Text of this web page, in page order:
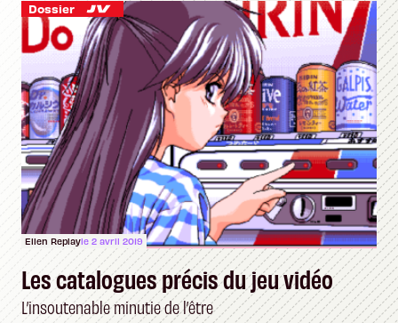
Dossier
Ellen Replayle 2 avril 2019
Les catalogues précis du jeu vidéo
L’insoutenable minutie de l’être